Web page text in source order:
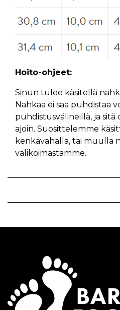
Hoito-ohjeet:
Sinun tulee käsitellä
Nahkaa ei saa puhdistaa
puhdistusvälineillä, ja
ajoin. Suosittelemme
kenkävahalla, tai muulla
valikoimastamme.